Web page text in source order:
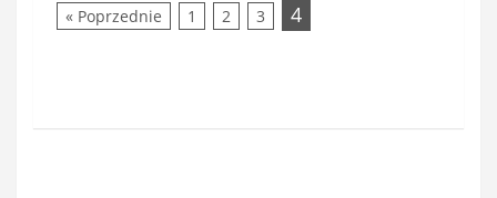
« Poprzednie 1 2 3 4